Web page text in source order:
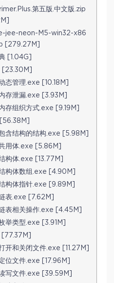
第五版.中文版.zip
jee-neon-M5-win32-x86
[279.27M]
[1.04G]
[23.30M]
态管理.exe [10.18M]
存泄漏.exe [3.93M]
存组织方式.exe [9.19M]
含结构的结构.exe [5.98M]
用体.exe [5.86M]
构体.exe [13.77M]
构体数组.exe [4.90M]
构体指针.exe [9.89M]
表.exe [7.62M]
表相关操作.exe [4.45M]
举类型.exe [3.91M]
[77.37M]
开和关闭文件.exe [11.27M]
位文件.exe [17.96M]
写文件.exe [39.59M]